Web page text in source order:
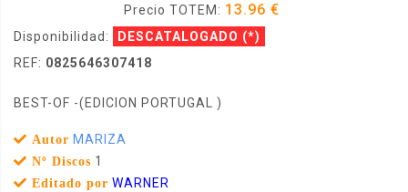
Precio TOTEM: 13.96 €
Disponibilidad: DESCATALOGADO (*)
REF: 0825646307418
BEST-OF -(EDICION PORTUGAL )
Autor MARIZA
Nº Discos 1
Editado por WARNER